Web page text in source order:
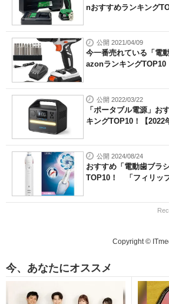
nおすすめランキング
公開 2021/04/09
今一番売れている「電
azonランキングTOP10
公開 2022/03/22
「ポータブル電源」お
キングTOP10！【2022
公開 2024/08/24
おすすめ「電動歯ブラ
TOP10！ 「フィリッ
Copyright ©
今、あなたにオススメ